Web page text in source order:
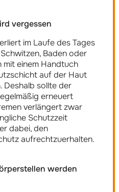
vergessen
im Laufe des Tages
Baden oder
einem Handtuch
auf der Haut
Deshalb sollte der
erneuert
verlängert zwar
Schutzzeit
dabei, den
aufrechtzuerhalten.
werden